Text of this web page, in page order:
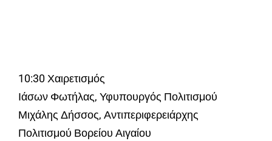
10:30 Χαιρετισμός
Ιάσων Φωτήλας, Υφυπουργός Πολιτισμού
Μιχάλης Δήσσος, Αντιπεριφερειάρχης
Πολιτισμού Βορείου Αιγαίου